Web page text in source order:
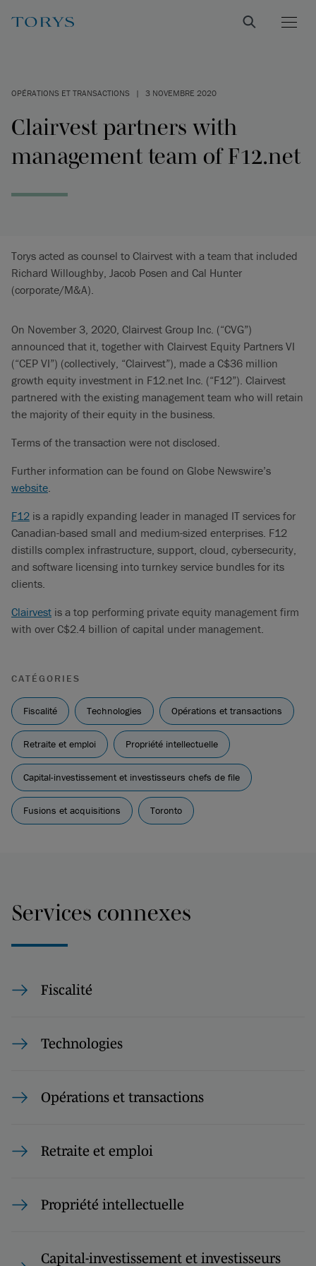
OPÉRATIONS ET TRANSACTIONS | 3 NOVEMBRE 2020
Clairvest partners with
management team of F12.net
Torys acted as counsel to Clairvest with a team that included
Richard Willoughby, Jacob Posen and Cal Hunter
(corporate/M&A).
On November 3, 2020, Clairvest Group Inc. (“CVG”)
announced that it, together with Clairvest Equity Partners VI
(“CEP VI”) (collectively, “Clairvest”), made a C$36 million
growth equity investment in F12.net Inc. (“F12”). Clairvest
partnered with the existing management team who will retain
the majority of their equity in the business.
Terms of the transaction were not disclosed.
Further information can be found on Globe Newswire’s
website.
F12 is a rapidly expanding leader in managed IT services for
Canadian-based small and medium-sized enterprises. F12
distills complex infrastructure, support, cloud, cybersecurity,
and software licensing into turnkey service bundles for its
clients.
Clairvest is a top performing private equity management firm
with over C$2.4 billion of capital under management.
CATÉGORIES
Fiscalité Technologies Opérations et transactions
Retraite et emploi Propriété intellectuelle
Capital-investissement et investisseurs chefs de file
Fusions et acquisitions Toronto
Services connexes
Fiscalité
Technologies
Opérations et transactions
Retraite et emploi
Propriété intellectuelle
Capital-investissement et investisseurs